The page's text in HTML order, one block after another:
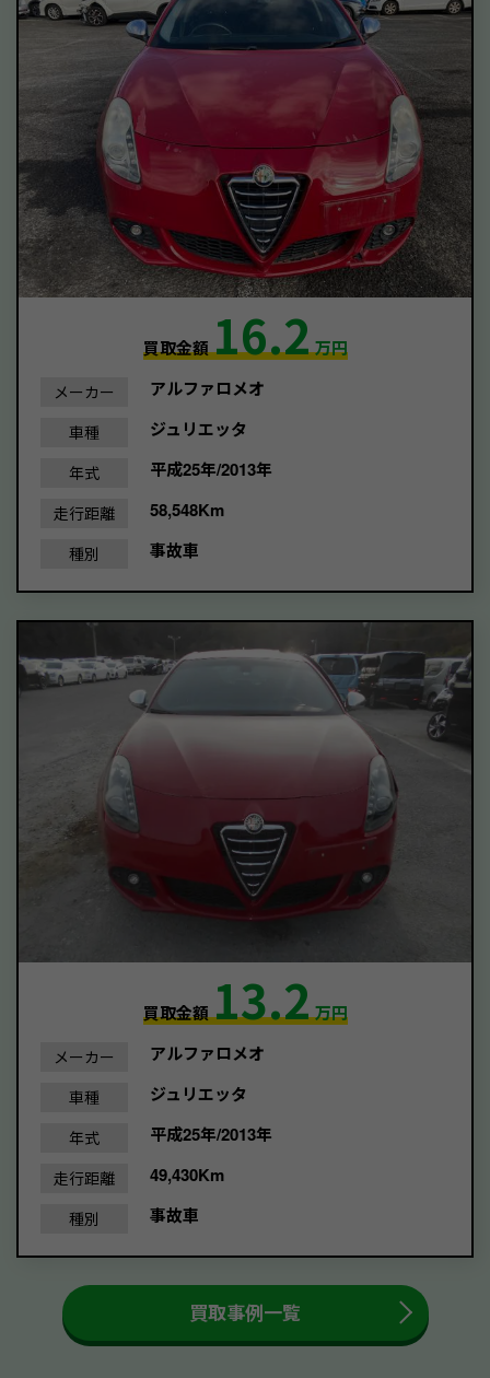
買取金額16.2万円
メーカー アルファロメオ
車種 ジュリエッタ
年式 平成25年/2013年
走行距離 58,548Km
種別 事故車
買取金額13.2万円
メーカー アルファロメオ
車種 ジュリエッタ
年式 平成25年/2013年
走行距離 49,430Km
種別 事故車
買取事例一覧